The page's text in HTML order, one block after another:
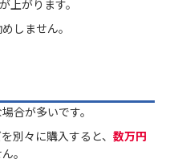
上がります。
めしません。
合が多いです。
別々に購入すると、 数万円
。